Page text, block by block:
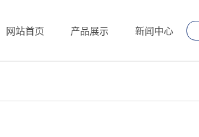
网站首页 产品展示 新闻中心